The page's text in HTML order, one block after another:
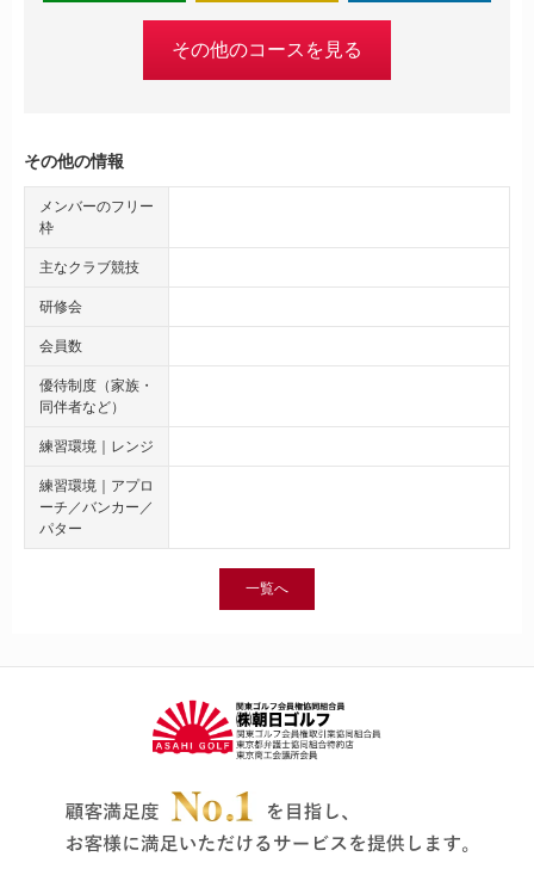
その他のコースを見る
その他の情報
メンバーのフリー
枠
主なクラブ競技
研修会
会員数
優待制度（家族・
同伴者など）
練習環境｜レンジ
練習環境｜アプロ
ーチ／バンカー／
パター
一覧へ